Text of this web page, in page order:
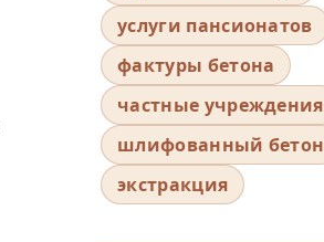
услуги пансионатов
фактуры бетона
частные учреждения
шлифованный бетон
экстракция